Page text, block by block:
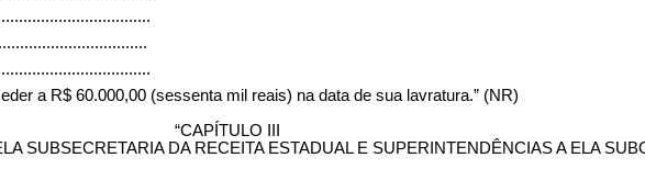
a R$ 60.000,00 (sessenta mil reais) na data de sua lavratura.” (NR)
“CAPÍTULO III
SUBSECRETARIA DA RECEITA ESTADUAL E SUPERINTENDÊNCIAS A ELA